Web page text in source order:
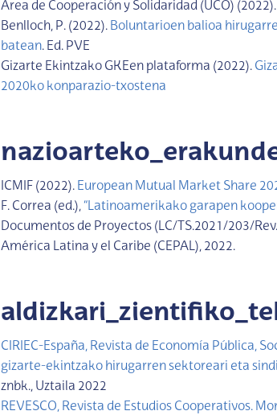
Área de Cooperación y Solidaridad (UCO) (2022).
Benlloch, P. (2022). Boluntarioen balioa
batean. Ed. PVE
Gizarte Ekintzako GKEen plataforma (2022).
2020ko konparazio-txostena
ICMIF (2022). European Mutual Market Share
F. Correa (ed.), “Latinoamerikako garapen
Documentos de Proyectos (LC/TS.2021/203/
América Latina y el Caribe (CEPAL), 2022.
CIRIEC-España, Revista de Economía Pública,
gizarte-ekintzako hirugarren sektoreari eta
znbk., Uztaila 2022
REVESCO, Revista de Estudios Cooperativos.